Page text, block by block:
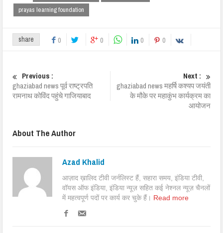
prayas learning foundation
share 0 0 0 0
Previous :
ghaziabad news पूर्व राष्ट्रपति
रामनाथ कोविंद पहुंचे गाजियाबाद
Next :
ghaziabad news महर्षि कश्यप जयंती
के मौके पर महाकुंभ कार्यक्रम का
आयोजन
About The Author
Azad Khalid
आज़ाद ख़ालिद टीवी जर्नलिस्ट हैं, सहारा समय, इंडिया टीवी,
वॉयस ऑफ इंडिया, इंडिया न्यूज़ सहित कई नेश्नल न्यूज़ चैनलों
में महत्वपूर्ण पदों पर कार्य कर चुके हैं। Read more